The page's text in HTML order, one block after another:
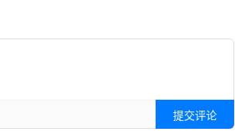
提交评论